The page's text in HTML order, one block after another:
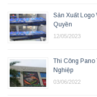
Sản Xuất Logo
Quyền
12/05/2023
Thi Công
Nghiệp
03/06/2022